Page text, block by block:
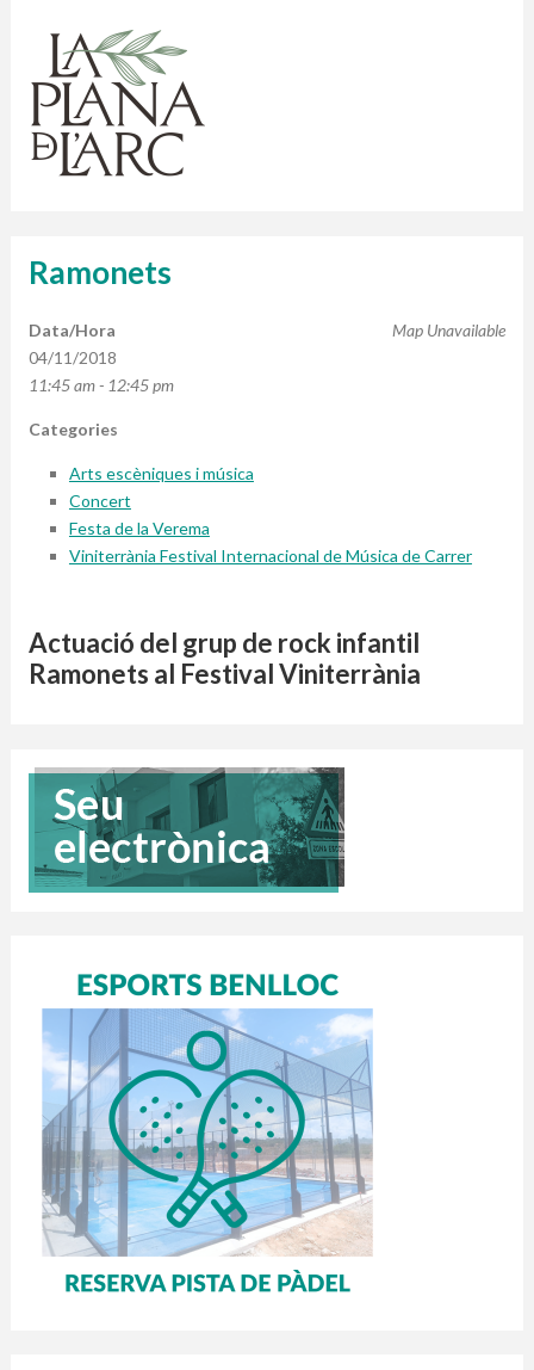
1 contenidors intel·ligents
Finançat per la Unió Europea – NextGenerationEU
Ramonets
Map Unavailable
Data/Hora
04/11/2018
11:45 am - 12:45 pm
Categories
Arts escèniques i música
Concert
Festa de la Verema
Viniterrània Festival Internacional de Música de Carrer
Actuació del grup de rock infantil
Ramonets al Festival Viniterrània